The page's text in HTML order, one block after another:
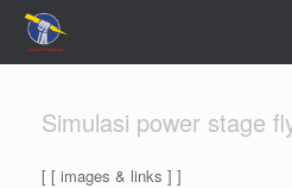
Simulasi power stage
[ [ images & links ] ]